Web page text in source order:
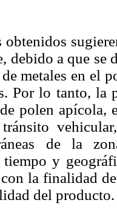
obtenidos
debido a que
metales en el
Por lo tanto,
polen apícola,
de la
tiempo y
la finalidad
del producto.